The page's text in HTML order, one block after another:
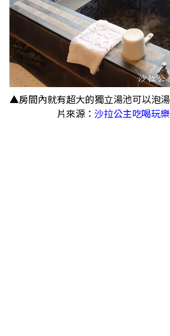
▲房間內就有超大的獨立湯池可以泡
片來源： 沙拉公主吃喝玩